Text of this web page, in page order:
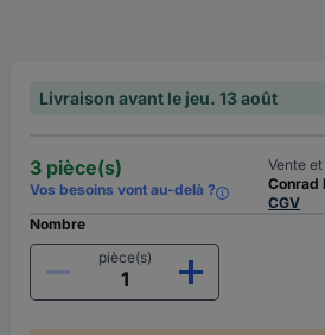
Livraison avant le jeu. 13 août
3 pièce(s)
Vos besoins vont au-delà ?
Vente
Conrad
CGV
Nombre
pièce(s)